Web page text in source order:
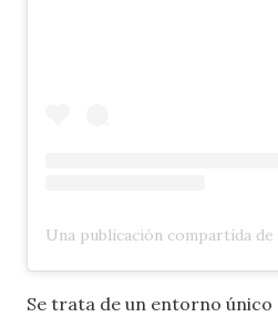
Se trata de un entorno único